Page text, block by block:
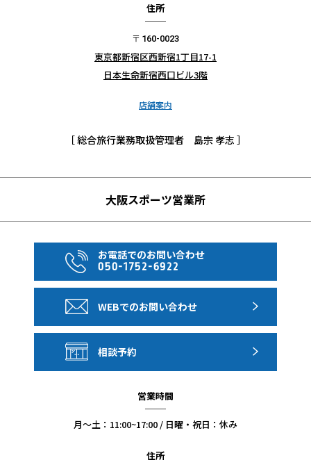
ダでは禁煙ルームの割合が高く、喫煙ルームのご希望は承
アメリカ、カナダでは各州・各都市ごとの法律またはホテ
および保護者と同室でない未成年者のご宿泊は承れませ
ん。
【ホテルのベッド台数に関するご注意】
ベッド台数の確約はできません。予めご了承ください。
並び席は当日予定の機材で運航する場合に限ります。並び
席の配列は指定できません。
の集合時間にお越しいただいた場合に限ります。
ご予約時に必ずお申し出ください。片道のみのアレンジは
住所
〒160-0023
東京都新宿区西新宿1丁目17-1
日本生命新宿西口ビル3階
店舗案内
［ 総合旅行業務取扱管理者 島宗 孝志 ］
大阪スポーツ営業所
お電話でのお問い合わせ
050-1752-6922
WEBでのお問い合わせ
相談予約
営業時間
月〜土：11:00~17:00 / 日曜・祝日：休み
住所